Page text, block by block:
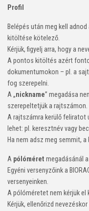
Profil
Belépés után meg kell
kitöltése kötelező.
Kérjük, figyelj arra, hogy a
A pontos kitöltés azért
dokumentumokon – pl. a
fog szerepelni.
A „nickname” megadása
szerepeltetjük a rajtszámon.
A rajtszámra kerülő feliratot
lehet: pl. keresztnév vagy
Ha nem adsz meg semmit,
A pólóméret megadásánál
Egyéni versenyzőink a
versenyeinken.
A pólóméretet nem kérjük el
Kérjük, ellenőrizd